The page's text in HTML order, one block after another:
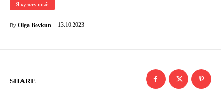
Я культурный
By Olga Bovkun 13.10.2023
SHARE